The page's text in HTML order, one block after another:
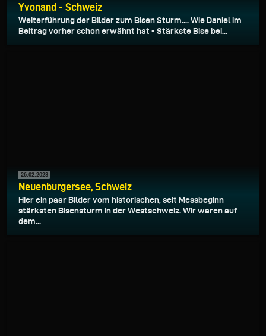
Yvonand - Schweiz
Weiterführung der Bilder zum Bisen Sturm.... Wie Daniel im
Beitrag vorher schon erwähnt hat - Stärkste Bise bei...
26.02.2023
Neuenburgersee, Schweiz
Hier ein paar Bilder vom historischen, seit Messbeginn
stärksten Bisensturm in der Westschweiz. Wir waren auf
dem...